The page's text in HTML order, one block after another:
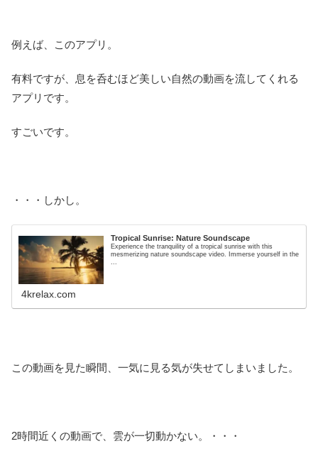
例えば、このアプリ。
有料ですが、息を呑むほど美しい自然の動画を流してくれる
アプリです。
すごいです。
・・・しかし。
Tropical Sunrise: Nature Soundscape
Experience the tranquility of a tropical sunrise with this
mesmerizing nature soundscape video. Immerse yourself in the
...
4krelax.com
この動画を見た瞬間、一気に見る気が失せてしまいました。
2時間近くの動画で、雲が一切動かない。・・・